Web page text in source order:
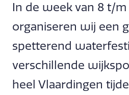
In de week van 8 t/m
organiseren wij een
spetterend
verschillende
heel Vlaardingen